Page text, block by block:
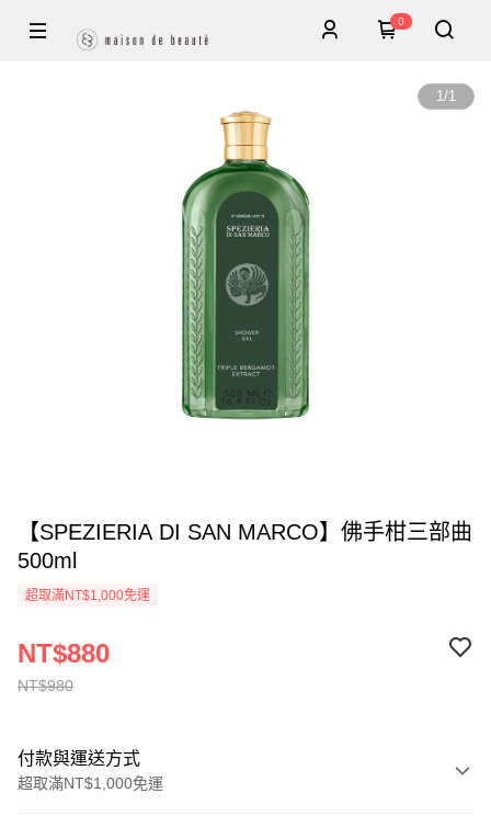
0
1/1
【SPEZIERIA DI SAN MARCO】佛手柑三部曲
500ml
超取滿NT$1,000免運
NT$980
NT$880
付款與運送方式
超取滿NT$1,000免運